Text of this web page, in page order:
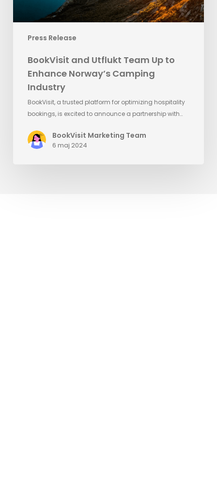
Press Release
BookVisit and Utflukt Team Up to
Enhance Norway’s Camping
Industry
BookVisit, a trusted platform for optimizing hospitality
bookings, is excited to announce a partnership with…
BookVisit Marketing Team
6 maj 2024